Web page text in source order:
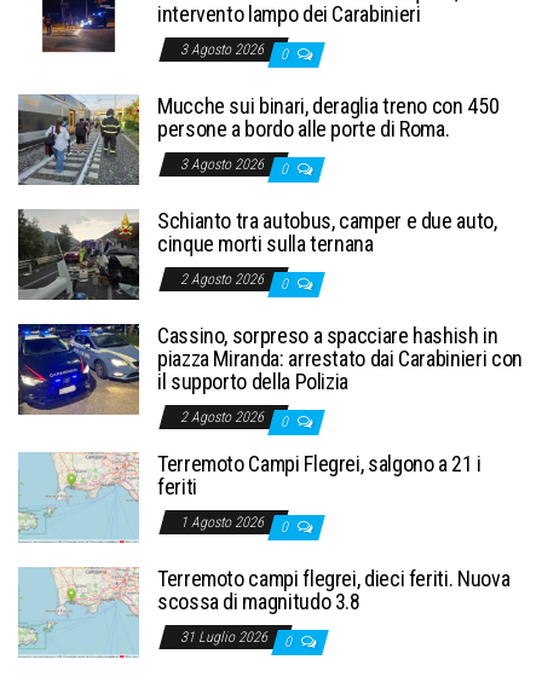
intervento lampo dei Carabinieri
3 Agosto 2026 0
Mucche sui binari, deraglia treno con 450
persone a bordo alle porte di Roma.
3 Agosto 2026 0
Schianto tra autobus, camper e due auto,
cinque morti sulla ternana
2 Agosto 2026 0
Cassino, sorpreso a spacciare hashish in
piazza Miranda: arrestato dai Carabinieri con
il supporto della Polizia
2 Agosto 2026 0
Terremoto Campi Flegrei, salgono a 21 i
feriti
1 Agosto 2026 0
Terremoto campi flegrei, dieci feriti. Nuova
scossa di magnitudo 3.8
31 Luglio 2026 0